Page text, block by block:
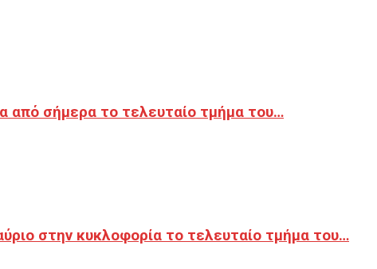
από σήμερα το τελευταίο τμήμα του…
στην κυκλοφορία το τελευταίο τμήμα του…